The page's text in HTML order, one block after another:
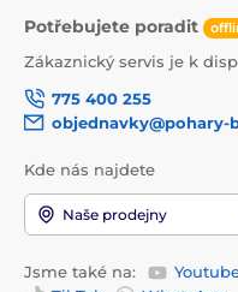
Potřebujete poradit
Zákaznický servis je k
775 400 255
objednavky@pohary-
Kde nás najdete
Naše prodejny
Jsme také na: